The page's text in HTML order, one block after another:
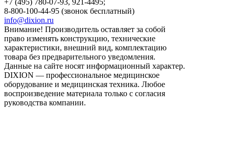
+7 (495) 780-07-93, 921-4495;
8-800-100-44-95 (звонок бесплатный)
info@dixion.ru
Внимание! Производитель оставляет за собой
право изменять конструкцию, технические
характеристики, внешний вид, комплектацию
товара без предварительного уведомления.
Данные на сайте носят информационный характер.
DIXION — профессиональное медицинское
оборудование и медицинская техника. Любое
воспроизведение материала только с согласия
руководства компании.